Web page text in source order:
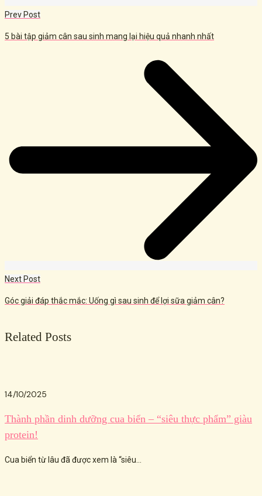
Prev Post
5 bài tập giảm cân sau sinh mang lại hiệu quả nhanh nhất
Next Post
Góc giải đáp thắc mắc: Uống gì sau sinh để lợi sữa giảm cân?
Related Posts
14/10/2025
Thành phần dinh dưỡng cua biển – “siêu thực phẩm” giàu
protein!
Cua biển từ lâu đã được xem là “siêu...